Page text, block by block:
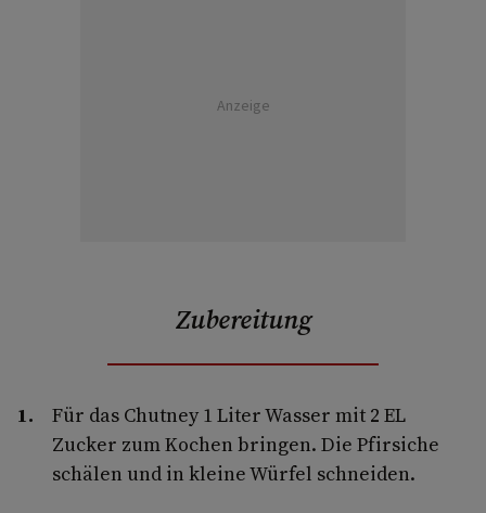
Anzeige
Zubereitung
Für das Chutney 1 Liter Wasser mit 2 EL
Zucker zum Kochen bringen. Die Pfirsiche
schälen und in kleine Würfel schneiden.